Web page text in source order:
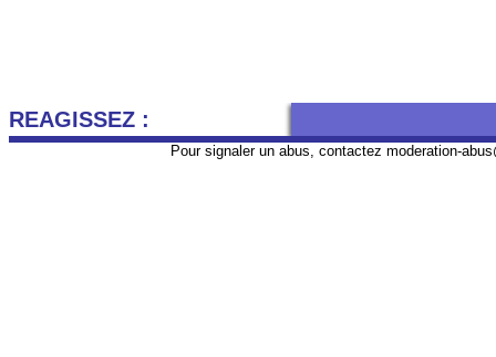
REAGISSEZ :
Pour signaler un abus, contactez moderation-